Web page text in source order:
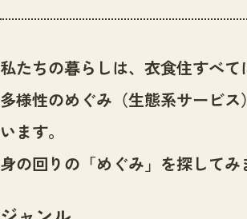
センター紹介
センター紹介TOP
サイトポリシー
ニュース
いきものガイド
いきものガイドTOP
生物多様性のめぐみ
イベント
私たちの暮らしは、衣食住すべて
多様性のめぐみ（生態系サービス
います。
身の回りの「めぐみ」を探してみ